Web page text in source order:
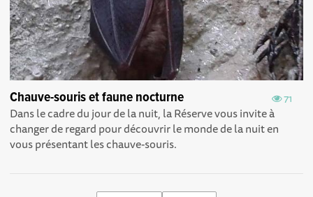
71
Chauve-souris et faune nocturne
Dans le cadre du jour de la nuit, la Réserve vous invite à
changer de regard pour découvrir le monde de la nuit en
vous présentant les chauve-souris.